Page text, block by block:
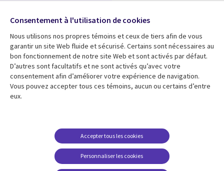
Fusions
Salle de presse
Ressources
Articles
Études de cas
Baladodiffusions
Support
Restrictions et
conditions juridiques
Carrières FAQ
Suivez-nous
Social
Media
Global
FR
Consentement à l'utilisation de cookies
Nous utilisons nos propres témoins et ceux de tiers afin de vous
garantir un site Web fluide et sécurisé. Certains sont nécessaires au
bon fonctionnement de notre site Web et sont activés par défaut.
D’autres sont facultatifs et ne sont activés qu’avec votre
consentement afin d’améliorer votre expérience de navigation.
Vous pouvez accepter tous ces témoins, aucun ou certains d’entre
eux.
Personnaliser les cookies
Accepter tous les cookies